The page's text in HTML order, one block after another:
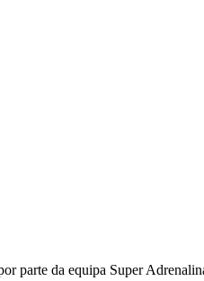
parte da equipa Super